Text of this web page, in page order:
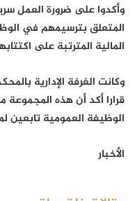
وأكدوا على ضرورة العمل
المتعلق بترسيمهم في
المالية المترتبة على
قرارا أكد أن هذه
الوظيفة العمومية
الأخبار